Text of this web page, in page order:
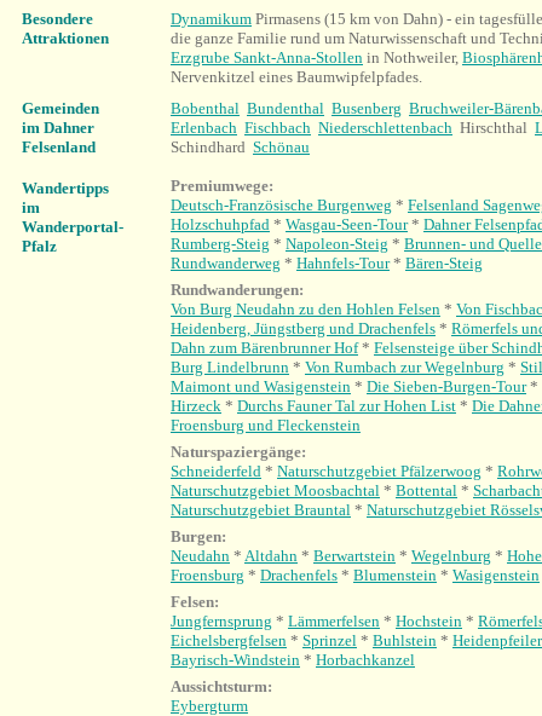
Besondere
Attraktionen
Dynamikum Pirmasens (15 km von Dahn) - ein
die ganze Familie rund um Naturwissenschaft und
Erzgrube Sankt-Anna-Stollen in Nothweiler,
Nervenkitzel eines Baumwipfelpfades.
Gemeinden
im Dahner
Felsenland
Bobenthal Bundenthal Busenberg Bruchweiler-
Erlenbach Fischbach Niederschlettenbach Hirschthal
Schindhard Schönau
Wandertipps
im
Wanderportal-
Pfalz
Premiumwege:
Deutsch-Französische Burgenweg * Felsenland
Holzschuhpfad * Wasgau-Seen-Tour * Dahner
Rumberg-Steig * Napoleon-Steig * Brunnen- und
Rundwanderweg * Hahnfels-Tour* Bären-Steig
Rundwanderungen:
Von Burg Neudahn zu den Hohlen Felsen * Von
Heidenberg, Jüngstberg und Drachenfels * Römerfels
Dahn zum Bärenbrunner Hof* Felsensteige über
Burg Lindelbrunn * Von Rumbach zur Wegelnburg *
Maimont und Wasigenstein * Die Sieben-Burgen-Tour*
Hirzeck * Durchs Fauner Tal zur Hohen List * Die
Froensburg und Fleckenstein
Naturspaziergänge:
Schneiderfeld * Naturschutzgebiet Pfälzerwoog *
Naturschutzgebiet Moosbachtal * Bottental *
Naturschutzgebiet Brauntal * Naturschutzgebiet
Burgen:
Neudahn * Altdahn * Berwartstein * Wegelnburg *
Froensburg * Drachenfels * Blumenstein * Wasigenstein
Felsen:
Jungfernsprung * Lämmerfelsen * Hochstein *
Eichelsbergfelsen * Sprinzel * Buhlstein * Heidenpfeiler
Bayrisch-Windstein * Horbachkanzel
Aussichtsturm:
Eybergturm